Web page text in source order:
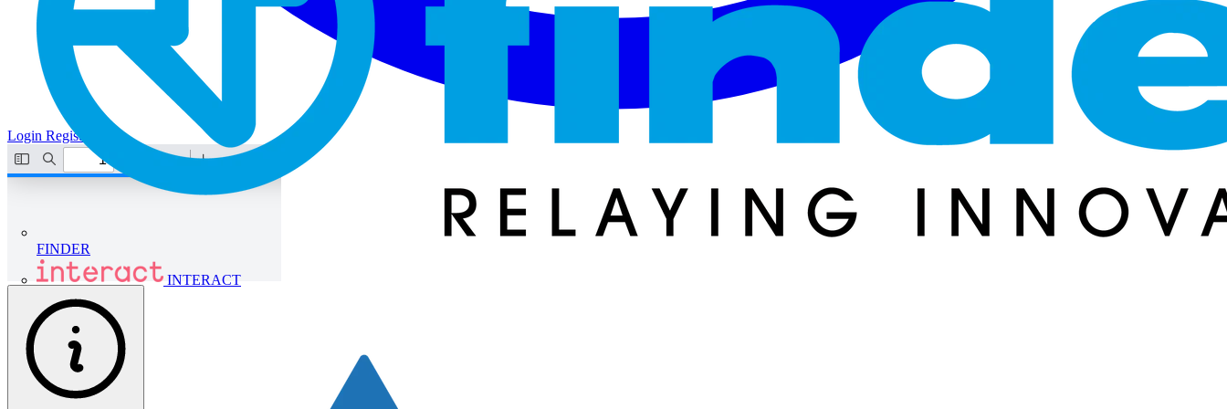
FINDER
INTERACT
Login Registrati